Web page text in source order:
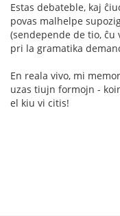
Estas debateble, kaj
povas malhelpe
(sendepende de tio,
pri la gramatika
En reala vivo, mi
uzas tiujn formojn -
el kiu vi citis!